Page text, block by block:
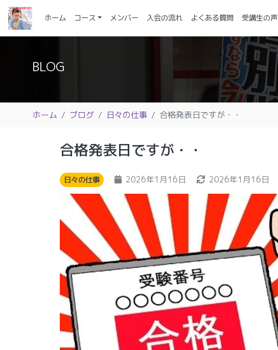
ホーム(current)
コース メンバー 入会の流れ よくある質問 受講生の声
BLOG
ホーム ブログ 日々の仕事 合格発表日ですが・・
合格発表日ですが・・
日々の仕事 2026年1月16日 2026年1月16日